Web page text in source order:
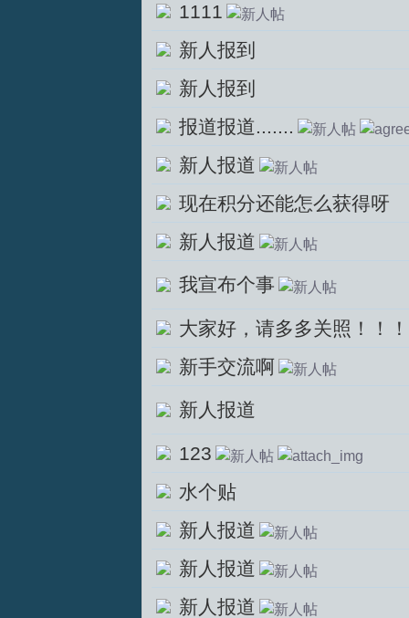
1111
新人报到
新人报到
报道报道.......
新人报道
现在积分还能怎么获得呀
新人报道
我宣布个事
大家好，请多多关照！！！
新手交流啊
新人报道
123
水个贴
新人报道
新人报道
新人报道